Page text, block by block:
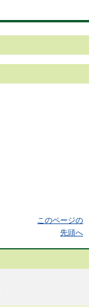
このページの
先頭へ